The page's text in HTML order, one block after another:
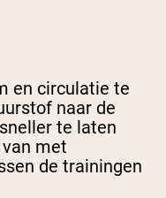
en circulatie te
naar de
te laten
met
de trainingen